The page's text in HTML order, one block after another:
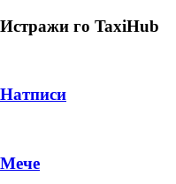
Истражи го TaxiHub
Натписи
Мече